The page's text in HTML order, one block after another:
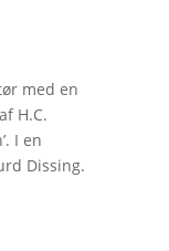
med en
H.C.
I en
Dissing.